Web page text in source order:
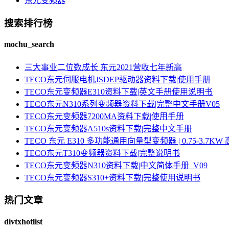
搜索排行榜
mochu_search
三大事业二位数成长 东元2021营收七年新高
TECO东元伺服电机JSDEP驱动器资料下载|使用手册
TECO东元变频器E310资料下载|英文手册使用说明书
TECO东元N310系列变频器资料下载|完整中文手册V05
TECO东元变频器7200MA资料下载|使用手册
TECO东元变频器A510s资料下载|完整中文手册
TECO 东元 E310 多功能通用向量型变频器 | 0.75-3.7KW
TECO东元T310变频器资料下载|完整说明书
TECO东元变频器N310资料下载|中文简体手册_V09
TECO东元变频器S310+资料下载|完整使用说明书
热门文章
divtxhotlist